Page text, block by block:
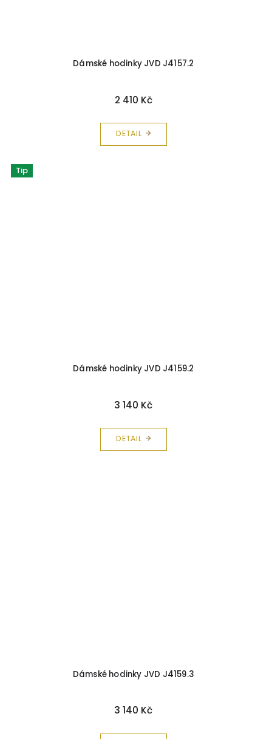
Dámské hodinky JVD J4157.2
2 410 Kč
DETAIL
Tip
Dámské hodinky JVD J4159.2
3 140 Kč
DETAIL
Dámské hodinky JVD J4159.3
3 140 Kč